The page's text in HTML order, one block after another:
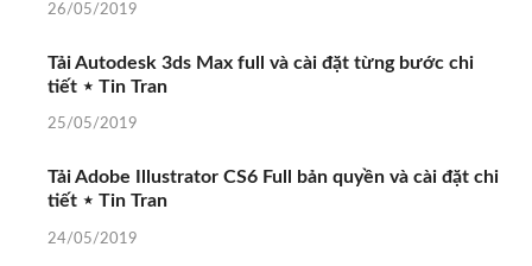
26/05/2019
Tải Autodesk 3ds Max full và cài đặt từng bước chi
tiết ⋆ Tin Tran
25/05/2019
Tải Adobe Illustrator CS6 Full bản quyền và cài đặt chi
tiết ⋆ Tin Tran
24/05/2019